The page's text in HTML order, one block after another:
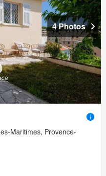
4 Photos
Maritimes, Provence-